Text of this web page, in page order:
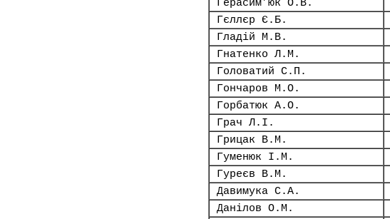
Герасим’юк О.В.
Гєллєр Є.Б.
Гладій М.В.
Гнатенко Л.М.
Головатий С.П.
Гончаров М.О.
Горбатюк А.О.
Грач Л.І.
Грицак В.М.
Гуменюк І.М.
Гуреєв В.М.
Давимука С.А.
Данілов О.М.